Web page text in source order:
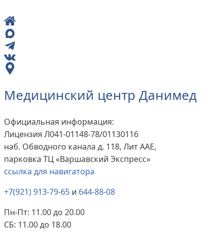
Медицинский центр Данимед
Официальная информация:
Лицензия Л041-01148-78/01130116
наб. Обводного канала д. 118, Лит ААЕ,
парковка ТЦ «Варшавский Экспресс»
ссылка для навигатора
+7(921) 913-79-65 и 644-88-08
Пн-Пт: 11.00 до 20.00
СБ: 11.00 до 18.00